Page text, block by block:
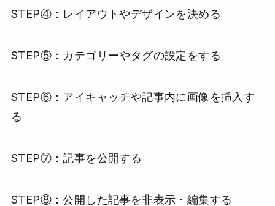
STEP④：レイアウトやデザインを決める
STEP⑤：カテゴリーやタグの設定をする
STEP⑥：アイキャッチや記事内に画像を挿入す
る
STEP⑦：記事を公開する
STEP⑧：公開した記事を非表示・編集する